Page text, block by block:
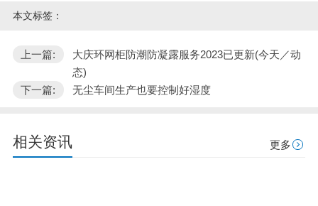
本文标签：
上一篇:
大庆环网柜防潮防凝露服务2023已更新(今天／动
态)
下一篇:
无尘车间生产也要控制好湿度
相关资讯 更多